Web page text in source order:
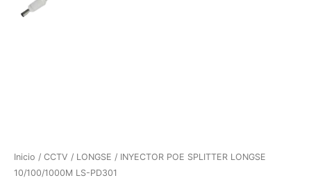
Inicio / CCTV / LONGSE / INYECTOR POE SPLITTER LONGSE
10/100/1000M LS-PD301